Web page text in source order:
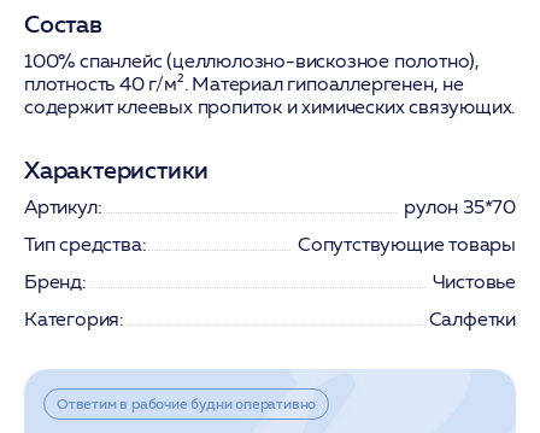
Состав
100% спанлейс (целлюлозно-вискозное полотно),
плотность 40 г/м². Материал гипоаллергенен, не
содержит клеевых пропиток и химических связующих.
Характеристики
Артикул:
рулон 35*70
Тип средства:
Сопутствующие товары
Бренд:
Чистовье
Категория:
Салфетки
Ответим в рабочие будни оперативно